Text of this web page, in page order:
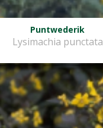
Puntwederik
Lysimachia punctata